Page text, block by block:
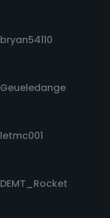
bryan54110
Geueledange
letmc001
DEMT_Rocket